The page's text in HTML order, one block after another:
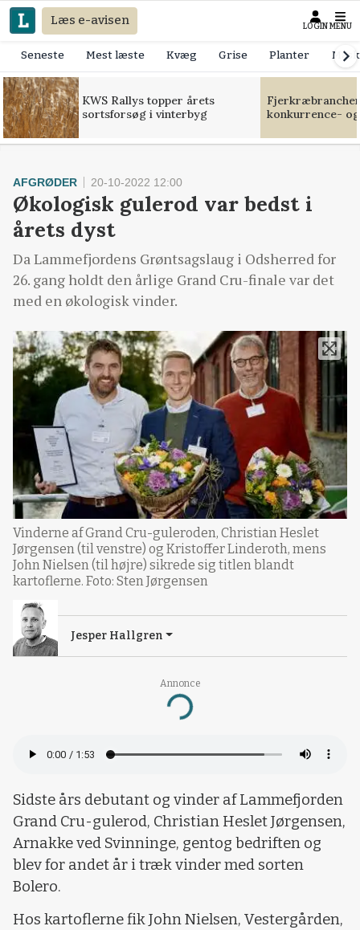
Læs e-avisen LOGIN MENU
Seneste Mest læste Kvæg Grise Planter
KWS Rallys topper årets
sortsforsøg i vinterbyg
konkurrence-
Annonce
Loading...
AFGRØDER 20-10-2022 12:00
Økologisk gulerod var bedst i
årets dyst
Da Lammefjordens Grøntsagslaug i Odsherred for
26. gang holdt den årlige Grand Cru-finale var det
med en økologisk vinder.
Vinderne af Grand Cru-guleroden, Christian Heslet
Jørgensen (til venstre) og Kristoffer Linderoth, mens
John Nielsen (til højre) sikrede sig titlen blandt
kartoflerne. Foto: Sten Jørgensen
Jesper Hallgren
Sidste års debutant og vinder af Lammefjorden
Grand Cru-gulerod, Christian Heslet Jørgensen,
Arnakke ved Svinninge, gentog bedriften og
blev for andet år i træk vinder med sorten
Bolero.
Hos kartoflerne fik John Nielsen, Vestergården,